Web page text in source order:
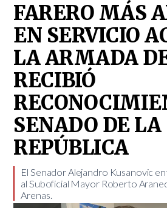
FARERO MÁS
EN SERVICIO
LA ARMADA
RECIBIÓ
SENADO DE LA
REPÚBLICA
​El Senador Alejandro Kusanovic
al Suboficial Mayor Roberto
Arenas.